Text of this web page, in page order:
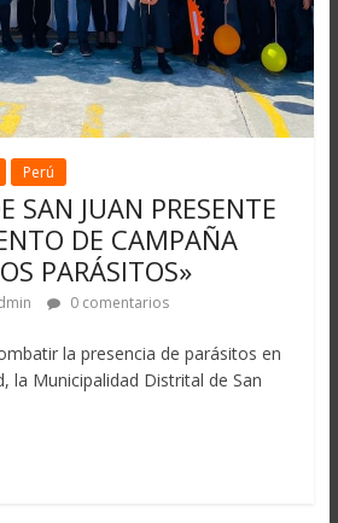
Perú
SAN JUAN PRESENTE
DE CAMPAÑA
PARÁSITOS»
0 comentarios
la presencia de parásitos en
la Municipalidad Distrital de San